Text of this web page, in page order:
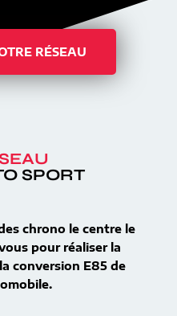
RÉSEAU
SPORT
chrono le centre le
pour réaliser la
conversion E85 de